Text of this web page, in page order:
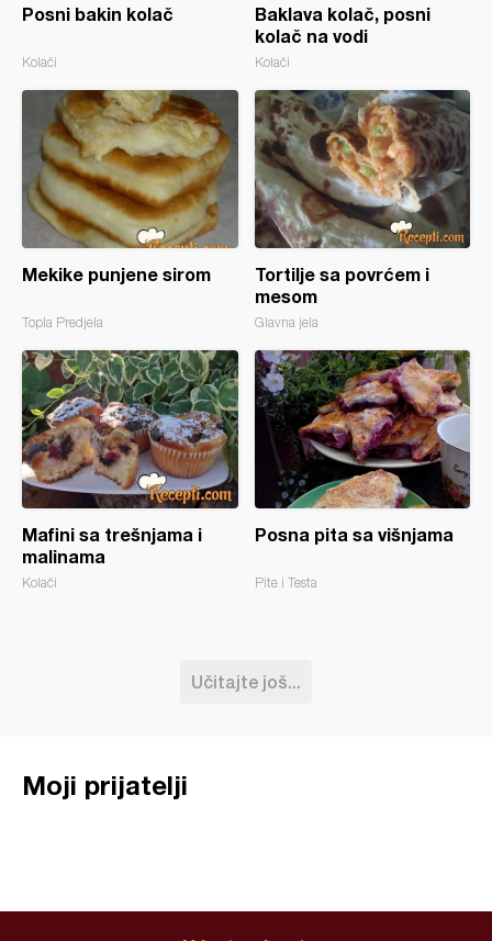
Posni bakin kolač
Kolači
Baklava kolač, posni
kolač na vodi
Kolači
Mekike punjene sirom
Topla Predjela
Tortilje sa povrćem i
mesom
Glavna jela
Mafini sa trešnjama i
malinama
Kolači
Posna pita sa višnjama
Pite i Testa
Učitajte još...
Moji prijatelji